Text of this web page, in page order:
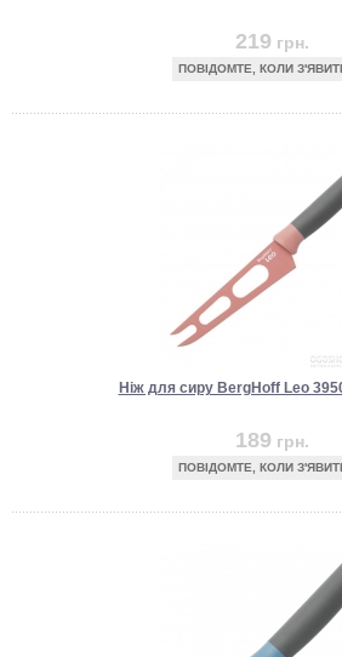
219 грн.
ПОВІДОМТЕ, КОЛИ
Ніж для сиру BergHoff Leo
189 грн.
ПОВІДОМТЕ, КОЛИ